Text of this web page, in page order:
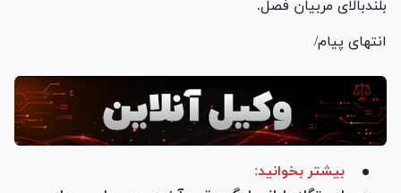
بلندبالای مربیان فصل.
انتهای پیام/
بیشتر بخوانید: